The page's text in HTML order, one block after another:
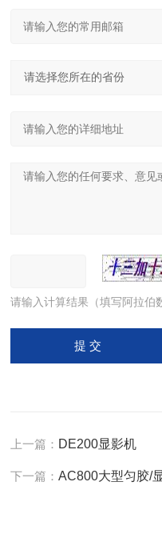
请输入计算结果（填写阿拉伯
上一篇： DE200显影机
下一篇：AC800大型匀胶/